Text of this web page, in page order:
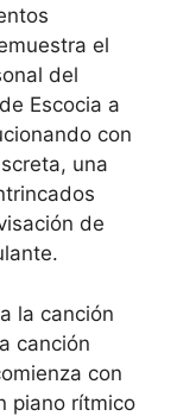
el
del
Escocia a
con
una
de
la canción
canción
con
piano rítmico